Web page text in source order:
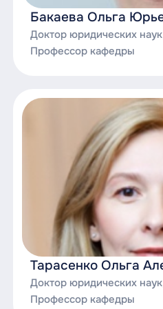
Исполнительное
Исполнительное
Российской
Коммерческое
Корпоративное право;
Международное
Налоговое право;
Наследственное
Некоммерческие
Несостоятельность
физических и
Бакаева Ольга
Доктор юридических
Профессор кафедры
Тарасенко Ольга
Доктор юридических
Профессор кафедры